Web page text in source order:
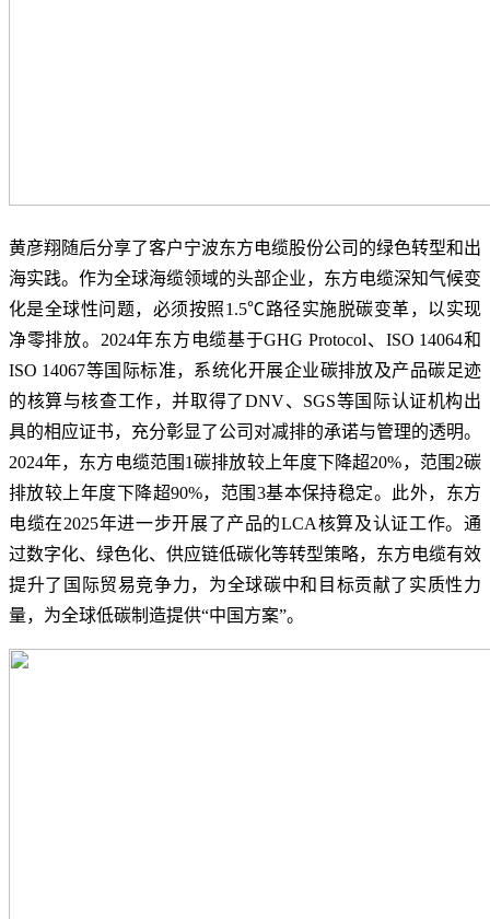
黄彦翔随后分享了客户宁波东方电缆股份公司的绿色转型和出
海实践。作为全球海缆领域的头部企业，东方电缆深知气候变
化是全球性问题，必须按照1.5℃路径实施脱碳变革，以实现
净零排放。2024年东方电缆基于GHG Protocol、ISO 14064和
ISO 14067等国际标准，系统化开展企业碳排放及产品碳足迹
的核算与核查工作，并取得了DNV、SGS等国际认证机构出
具的相应证书，充分彰显了公司对减排的承诺与管理的透明。
2024年，东方电缆范围1碳排放较上年度下降超20%，范围2碳
排放较上年度下降超90%，范围3基本保持稳定。此外，东方
电缆在2025年进一步开展了产品的LCA核算及认证工作。通
过数字化、绿色化、供应链低碳化等转型策略，东方电缆有效
提升了国际贸易竞争力，为全球碳中和目标贡献了实质性力
量，为全球低碳制造提供“中国方案”。